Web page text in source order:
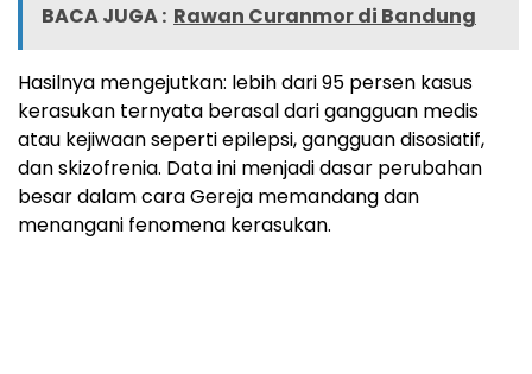
BACA JUGA : Rawan Curanmor di Bandung
Hasilnya mengejutkan: lebih dari 95 persen kasus
kerasukan ternyata berasal dari gangguan medis
atau kejiwaan seperti epilepsi, gangguan disosiatif,
dan skizofrenia. Data ini menjadi dasar perubahan
besar dalam cara Gereja memandang dan
menangani fenomena kerasukan.